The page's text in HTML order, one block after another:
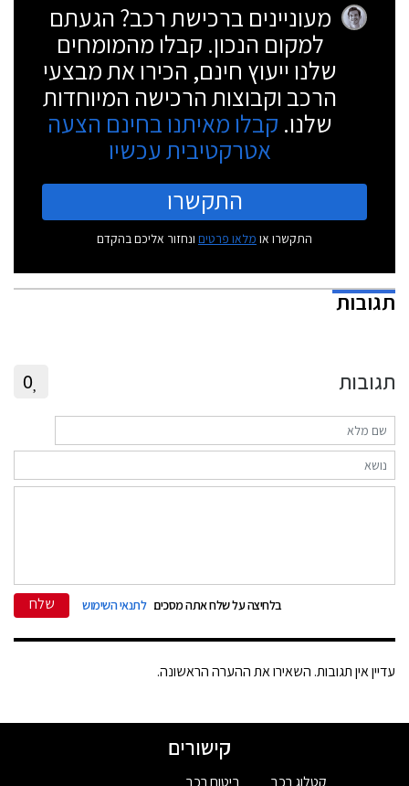
מעוניינים ברכישת רכב? הגעתם
למקום הנכון. קבלו מהמומחים
שלנו ייעוץ חינם, הכירו את מבצעי
הרכב וקבוצות הרכישה המיוחדות
שלנו. קבלו מאיתנו בחינם הצעה
אטרקטיבית עכשיו
התקשרו
התקשרו או מלאו פרטים ונחזור אליכם בהקדם
תגובות
תגובות 0
בלחיצה על שלח אתה מסכים לתנאי השימוש שלח
עדיין אין תגובות. השאירו את ההערה הראשונה.
קישורים
קטלוג רכב ביטוח רכב